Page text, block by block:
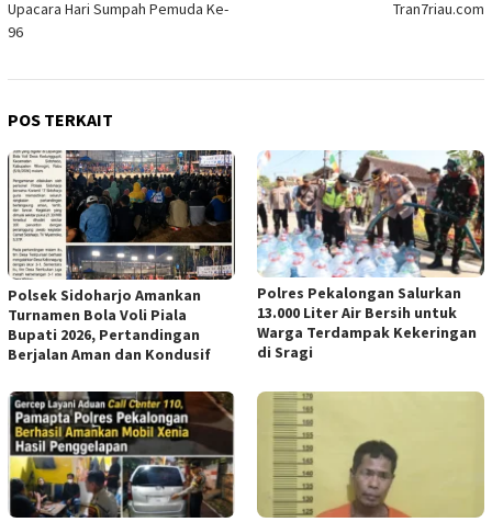
Upacara Hari Sumpah Pemuda Ke-
96
Tran7riau.com
POS TERKAIT
Polsek Sidoharjo Amankan
Turnamen Bola Voli Piala
Bupati 2026, Pertandingan
Berjalan Aman dan Kondusif
Polres Pekalongan Salurkan
13.000 Liter Air Bersih untuk
Warga Terdampak Kekeringan
di Sragi